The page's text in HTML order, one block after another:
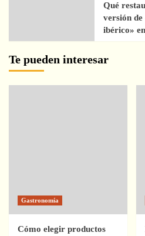
Qué
versión
ibérico»
Te pueden interesar
Gastronomía
Cómo elegir productos